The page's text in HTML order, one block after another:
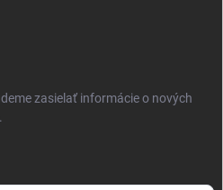
zasielať informácie o nových